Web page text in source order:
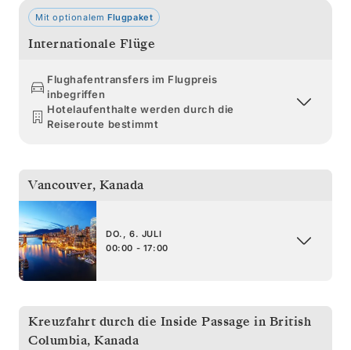
Mit optionalem Flugpaket
Internationale Flüge
Flughafentransfers im Flugpreis
inbegriffen
Hotelaufenthalte werden durch die
Reiseroute bestimmt
Vancouver, Kanada
DO., 6. JULI
00:00 - 17:00
Kreuzfahrt durch die Inside Passage in British
Columbia, Kanada